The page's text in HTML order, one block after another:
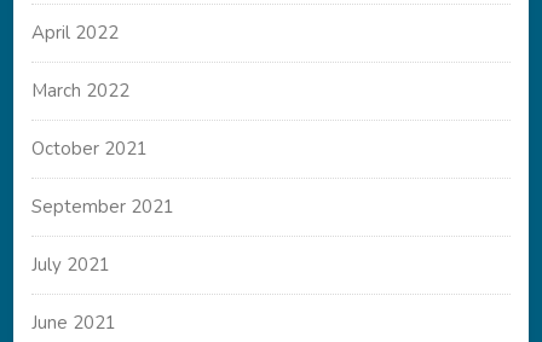
April 2022
March 2022
October 2021
September 2021
July 2021
June 2021